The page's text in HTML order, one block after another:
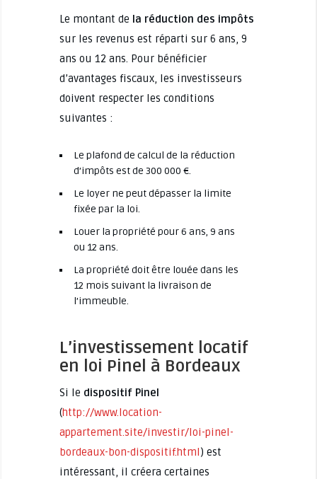
Le montant de la réduction des impôts
sur les revenus est réparti sur 6 ans, 9
ans ou 12 ans. Pour bénéficier
d’avantages fiscaux, les investisseurs
doivent respecter les conditions
suivantes :
Le plafond de calcul de la réduction
d’impôts est de 300 000 €.
Le loyer ne peut dépasser la limite
fixée par la loi.
Louer la propriété pour 6 ans, 9 ans
ou 12 ans.
La propriété doit être louée dans les
12 mois suivant la livraison de
l’immeuble.
L’investissement locatif
en loi Pinel à Bordeaux
Si le dispositif Pinel
(http://www.location-
appartement.site/investir/loi-pinel-
bordeaux-bon-dispositif.html) est
intéressant, il créera certaines